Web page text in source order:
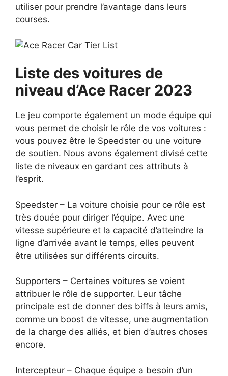
utiliser pour prendre l’avantage dans leurs
courses.
Liste des voitures de
niveau d’Ace Racer 2023
Le jeu comporte également un mode équipe qui
vous permet de choisir le rôle de vos voitures :
vous pouvez être le Speedster ou une voiture
de soutien. Nous avons également divisé cette
liste de niveaux en gardant ces attributs à
l’esprit.
Speedster – La voiture choisie pour ce rôle est
très douée pour diriger l’équipe. Avec une
vitesse supérieure et la capacité d’atteindre la
ligne d’arrivée avant le temps, elles peuvent
être utilisées sur différents circuits.
Supporters – Certaines voitures se voient
attribuer le rôle de supporter. Leur tâche
principale est de donner des biffs à leurs amis,
comme un boost de vitesse, une augmentation
de la charge des alliés, et bien d’autres choses
encore.
Intercepteur – Chaque équipe a besoin d’un